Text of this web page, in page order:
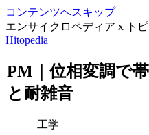
コンテンツへスキップ
エンサイクロペディア x ト
Hitopedia
PM｜位相変調で
と耐雑音
工学